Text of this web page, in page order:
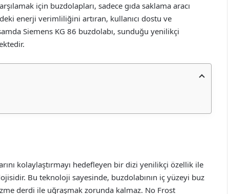
için buzdolapları, sadece gıda saklama aracı
enerji verimliliğini artıran, kullanıcı dostu ve
Siemens KG 86 buzdolabı, sunduğu yenilikçi
kolaylaştırmayı hedefleyen bir dizi yenilikçi özellik ile
Bu teknoloji sayesinde, buzdolabının iç yüzeyi buz
derdi ile uğraşmak zorunda kalmaz. No Frost